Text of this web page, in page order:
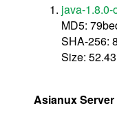
java-
MD5:
SHA-256:
Size:
Asianux Server